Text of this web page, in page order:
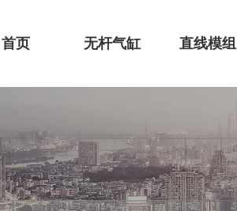
首页 无杆气缸 直线模组